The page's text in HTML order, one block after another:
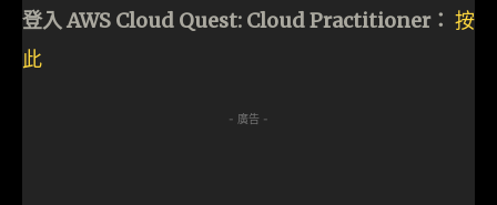
登入 AWS Cloud Quest: Cloud Practitioner： 按
此
- 廣告 -